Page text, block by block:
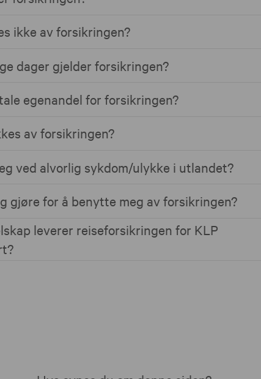
ikke av forsikringen?
dager gjelder forsikringen?
egenandel for forsikringen?
av forsikringen?
ved alvorlig sykdom/ulykke i utlandet?
gjøre for å benytte meg av forsikringen?
leverer reiseforsikringen for KLP